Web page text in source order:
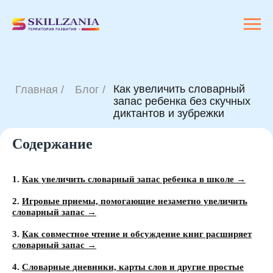
Содержание
1. Как увеличить словарный запас ребенка в школе →
2. Игровые приемы, помогающие незаметно увеличить
словарный запас →
3. Как совместное чтение и обсуждение книг расширяет
словарный запас →
4. Словарные дневники, карты слов и другие простые